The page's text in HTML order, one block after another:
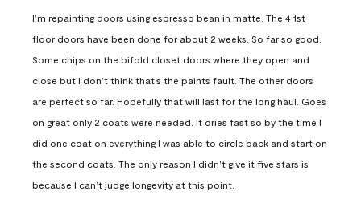
I’m repainting doors using espresso bean in matte. The 4 1st
floor doors have been done for about 2 weeks. So far so good.
Some chips on the bifold closet doors where they open and
close but I don’t think that’s the paints fault. The other doors
are perfect so far. Hopefully that will last for the long haul. Goes
on great only 2 coats were needed. It dries fast so by the time I
did one coat on everything I was able to circle back and start on
the second coats. The only reason I didn’t give it five stars is
because I can’t judge longevity at this point.